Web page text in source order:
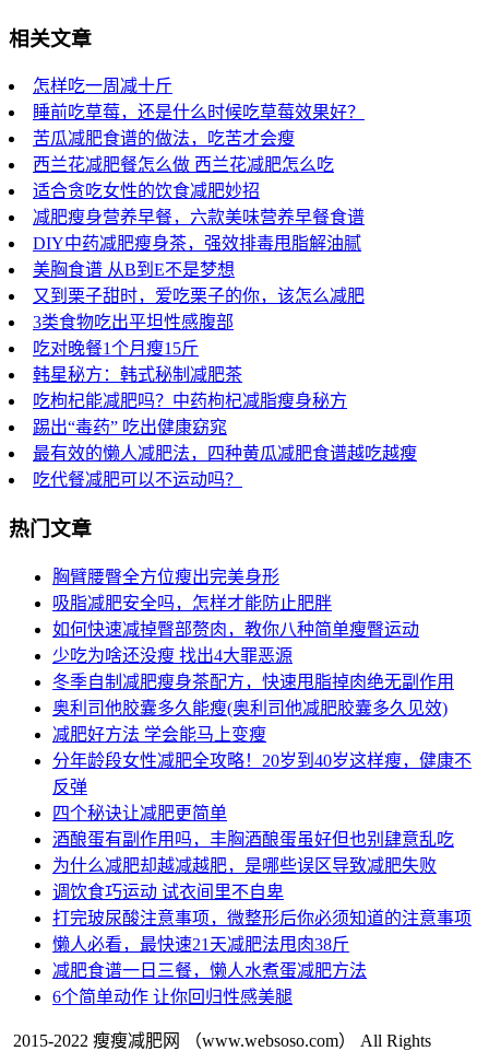
相关文章
怎样吃一周减十斤
睡前吃草莓，还是什么时候吃草莓效果好？
苦瓜减肥食谱的做法，吃苦才会瘦
西兰花减肥餐怎么做 西兰花减肥怎么吃
适合贪吃女性的饮食减肥妙招
减肥瘦身营养早餐，六款美味营养早餐食谱
DIY中药减肥瘦身茶，强效排毒甩脂解油腻
美胸食谱 从B到E不是梦想
又到栗子甜时，爱吃栗子的你，该怎么减肥
3类食物吃出平坦性感腹部
吃对晚餐1个月瘦15斤
韩星秘方：韩式秘制减肥茶
吃枸杞能减肥吗？中药枸杞减脂瘦身秘方
踢出“毒药” 吃出健康窈窕
最有效的懒人减肥法，四种黄瓜减肥食谱越吃越瘦
吃代餐减肥可以不运动吗？
热门文章
胸臂腰臀全方位瘦出完美身形
吸脂减肥安全吗，怎样才能防止肥胖
如何快速减掉臀部赘肉，教你八种简单瘦臀运动
少吃为啥还没瘦 找出4大罪恶源
冬季自制减肥瘦身茶配方，快速甩脂掉肉绝无副作用
奥利司他胶囊多久能瘦(奥利司他减肥胶囊多久见效)
减肥好方法 学会能马上变瘦
分年龄段女性减肥全攻略！20岁到40岁这样瘦，健康不
反弹
四个秘诀让减肥更简单
酒酿蛋有副作用吗，丰胸酒酿蛋虽好但也别肆意乱吃
为什么减肥却越减越肥，是哪些误区导致减肥失败
调饮食巧运动 试衣间里不自卑
打完玻尿酸注意事项，微整形后你必须知道的注意事项
懒人必看，最快速21天减肥法甩肉38斤
减肥食谱一日三餐，懒人水煮蛋减肥方法
6个简单动作 让你回归性感美腿
2015-2022 瘦瘦减肥网 （www.websoso.com） All Rights